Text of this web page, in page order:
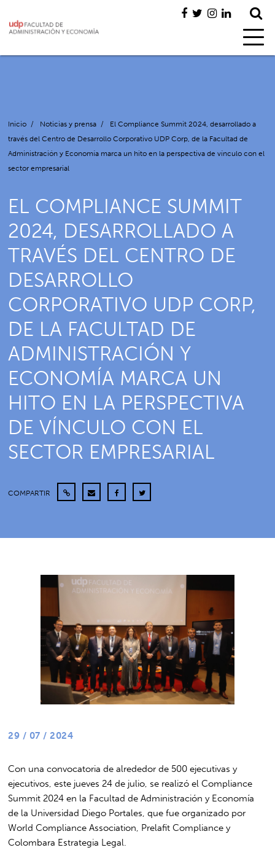
Inicio / Noticias y prensa /
El Compliance Summit 2024, desarrollado a
través del Centro de Desarrollo Corporativo UDP Corp, de la Facultad de
Administración y Economía marca un hito en la perspectiva de vínculo con el
sector empresarial
EL COMPLIANCE SUMMIT
2024, DESARROLLADO A
TRAVÉS DEL CENTRO DE
DESARROLLO
CORPORATIVO UDP CORP,
DE LA FACULTAD DE
ADMINISTRACIÓN Y
ECONOMÍA MARCA UN
HITO EN LA PERSPECTIVA
DE VÍNCULO CON EL
SECTOR EMPRESARIAL
COMPARTIR
29 / 07 / 2024
Con una convocatoria de alrededor de 500 ejecutivas y
ejecutivos, este jueves 24 de julio, se realizó el Compliance
Summit 2024 en la Facultad de Administración y Economía
de la Universidad Diego Portales, que fue organizado por
World Compliance Association, Prelafit Compliance y
Colombara Estrategia Legal.